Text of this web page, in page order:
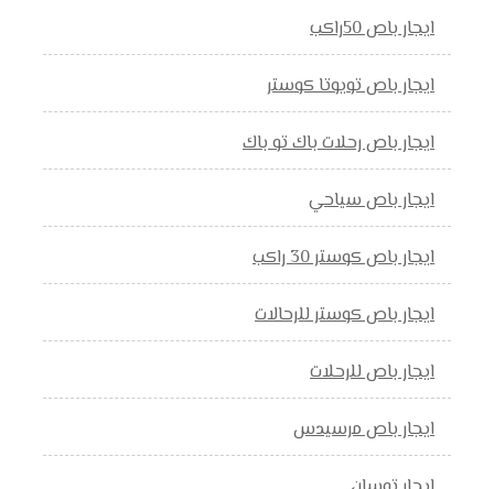
ايجار باص 50راكب
ايجار باص تويوتا كوستر
ايجار باص رحلات باك تو باك
ايجار باص سياحي
ايجار باص كوستر 30 راكب
ايجار باص كوستر للرحالات
ايجار باص للرحلات
ايجار باص مرسيدس